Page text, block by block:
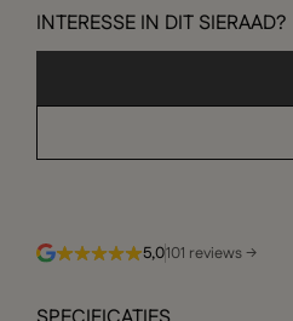
INTERESSE IN DIT SIERAAD?
5,0101 reviews →